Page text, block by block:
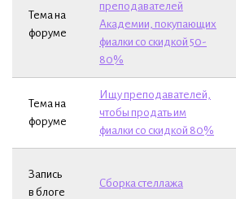
Тема на
форуме
преподавателей
Академии, покупающих
фиалки со скидкой 50-
80%
Тема на
форуме
Ищу преподавателей,
чтобы продать им
фиалки со скидкой 80%
Запись
в блоге
Сборка стеллажа